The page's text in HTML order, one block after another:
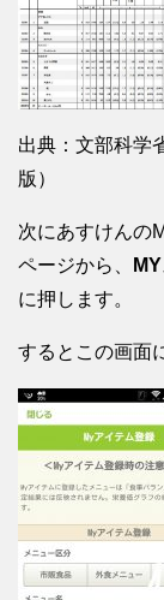
出典：文部科
版）
次にあすけんの
ページから、
に押します。
するとこの画面